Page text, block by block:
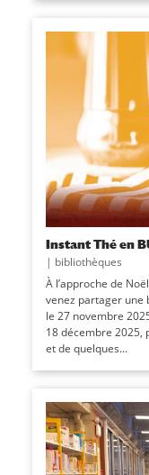
Instant Thé en
| bibliothèques
À l’approche de
venez partager une
le 27 novembre
18 décembre 2025,
et de quelques...